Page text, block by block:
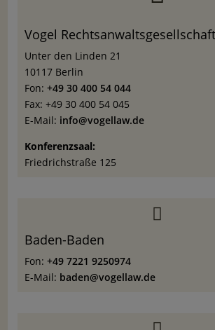
Vogel
Unter den Linden 21
10117 Berlin
Fon: +49 30 400 54 044
Fax: +49 30 400 54 045
E-Mail: info@vogellaw.de
Konferenzsaal:
Friedrichstraße 125

Baden-Baden
Fon: +49 7221 9250974
E-Mail: baden@vogellaw.de